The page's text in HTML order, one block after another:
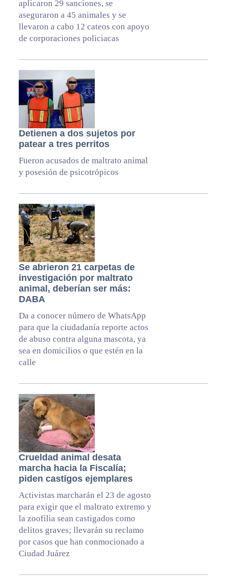
aplicaron 29 sanciones, se
aseguraron a 45 animales y se
llevaron a cabo 12 cateos con apoyo
de corporaciones policiacas
Detienen a dos sujetos por
patear a tres perritos
Fueron acusados de maltrato animal
y posesión de psicotrópicos
Se abrieron 21 carpetas de
investigación por maltrato
animal, deberían ser más:
DABA
Da a conocer número de WhatsApp
para que la ciudadanía reporte actos
de abuso contra alguna mascota, ya
sea en domicilios o que estén en la
calle
Crueldad animal desata
marcha hacia la Fiscalía;
piden castigos ejemplares
Activistas marcharán el 23 de agosto
para exigir que el maltrato extremo y
la zoofilia sean castigados como
delitos graves; llevarán su reclamo
por casos que han conmocionado a
Ciudad Juárez